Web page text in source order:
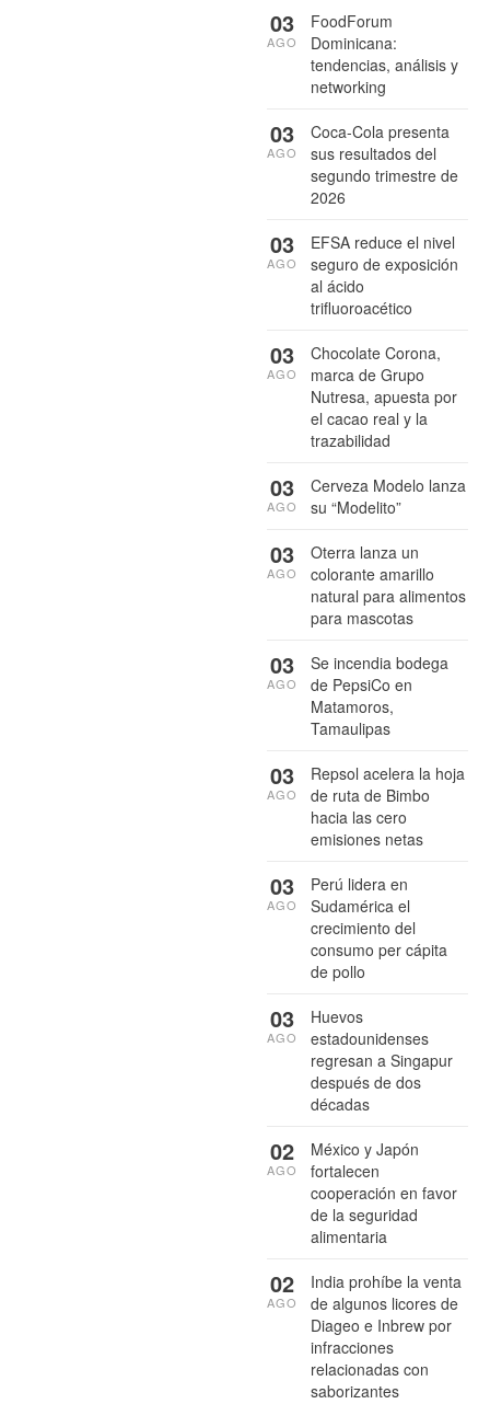
FoodForum
Dominicana:
tendencias, análisis y
networking
03
AGO
Coca-Cola presenta
sus resultados del
segundo trimestre de
2026
03
AGO
EFSA reduce el nivel
seguro de exposición
al ácido
trifluoroacético
03
AGO
Chocolate Corona,
marca de Grupo
Nutresa, apuesta por
el cacao real y la
trazabilidad
03
AGO
Cerveza Modelo lanza
su “Modelito”
03
AGO
Oterra lanza un
colorante amarillo
natural para alimentos
para mascotas
03
AGO
Se incendia bodega
de PepsiCo en
Matamoros,
Tamaulipas
03
AGO
Repsol acelera la hoja
de ruta de Bimbo
hacia las cero
emisiones netas
03
AGO
Perú lidera en
Sudamérica el
crecimiento del
consumo per cápita
de pollo
03
AGO
Huevos
estadounidenses
regresan a Singapur
después de dos
décadas
03
AGO
México y Japón
fortalecen
cooperación en favor
de la seguridad
alimentaria
02
AGO
India prohíbe la venta
de algunos licores de
Diageo e Inbrew por
infracciones
relacionadas con
saborizantes
02
AGO